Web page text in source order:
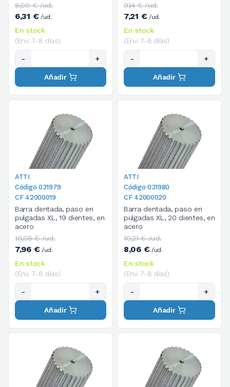
8,00 € /ud.
6,31 €/ud.
En stock
(Env. 7-8 días)
- +
Añadir
9,14 € /ud.
7,21 €/ud.
En stock
(Env. 7-8 días)
- +
Añadir
ATTI
Código 031979
CF 42000019
Barra dentada, paso en
pulgadas XL, 19 dientes, en
acero
10,08 € /ud.
7,96 €/ud.
En stock
(Env. 7-8 días)
- +
Añadir
ATTI
Código 031980
CF 42000020
Barra dentada, paso en
pulgadas XL, 20 dientes, en
acero
10,21 € /ud.
8,06 €/ud.
En stock
(Env. 7-8 días)
- +
Añadir